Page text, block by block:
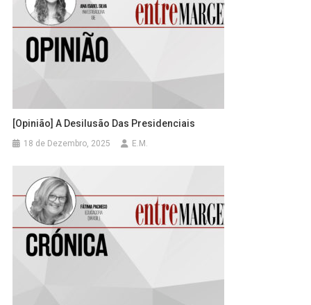
[Opinião] A Desilusão Das Presidenciais
18 de Dezembro, 2025 E.M.